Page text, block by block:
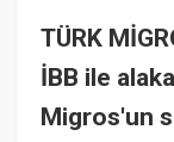
TÜRK
İBB ile
Migros'un